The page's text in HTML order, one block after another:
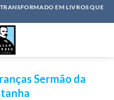
EM LIVROS QUE
Sermão da